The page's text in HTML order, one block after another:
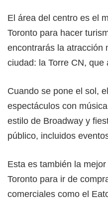
El área del centro es el
Toronto para hacer
encontrarás la atracción
ciudad: la Torre CN, que
Cuando se pone el sol,
espectáculos con
estilo de Broadway y
público, incluidos
Esta es también la
Toronto para ir de
comerciales como el